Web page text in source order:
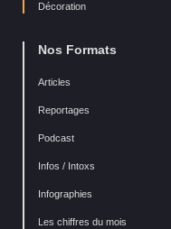
Décoration
Nos Formats
Articles
Reportages
Podcast
Infos / Intoxs
Infographies
Les chiffres du mois